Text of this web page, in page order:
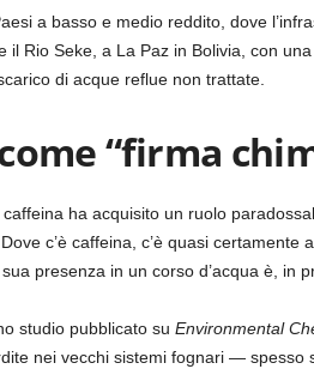
a basso e medio reddito, dove
il Rio Seke, a La Paz in Bolivia, con
di acque reflue non trattate.
“firma
ha acquisito un ruolo
. Dove c’è caffeina, c’è quasi
presenza in un corso d’acqua è, in
studio pubblicato su Environmental
nei vecchi sistemi fognari —